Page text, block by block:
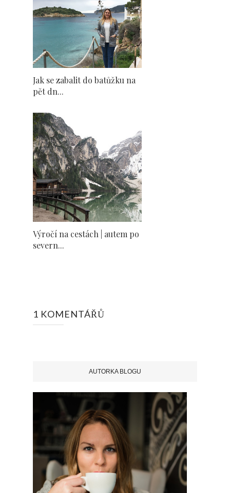
Jak se zabalit do batůžku na
pět dn...
Výročí na cestách | autem po
severn...
1 KOMENTÁŘŮ
AUTORKA BLOGU